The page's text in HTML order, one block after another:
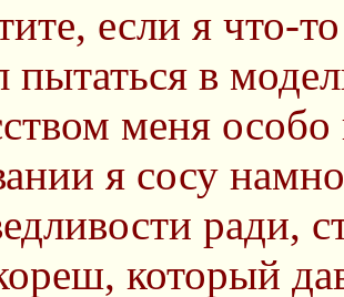
если я что-
пытаться в
меня особо
я сосу
ради,
который